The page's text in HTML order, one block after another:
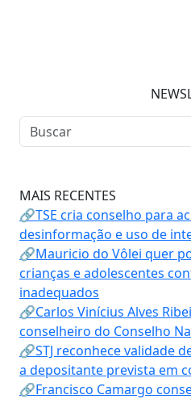
MAIS RECENTES
🔗TSE cria conselho para
desinformação e uso de
🔗Mauricio do Vôlei quer
crianças e adolescentes
inadequados
🔗Carlos Vinícius Alves
conselheiro do Conselho
🔗STJ reconhece validade
a depositante prevista em
🔗Francisco Camargo